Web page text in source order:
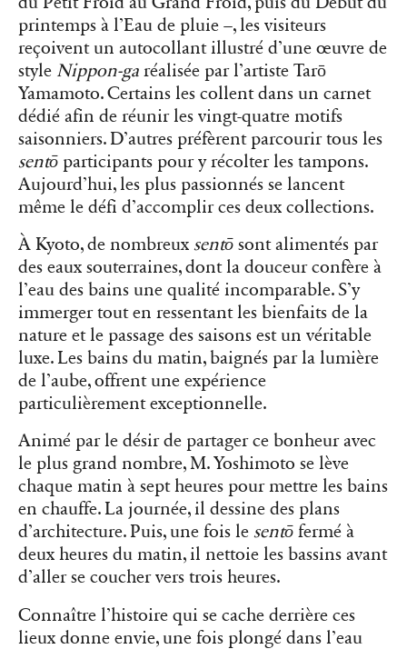
printemps à l’Eau de pluie –, les visiteurs
reçoivent un autocollant illustré d’une œuvre de
style Nippon-ga réalisée par l’artiste Tarō
Yamamoto. Certains les collent dans un carnet
dédié afin de réunir les vingt-quatre motifs
saisonniers. D’autres préfèrent parcourir tous les
sentō participants pour y récolter les tampons.
Aujourd’hui, les plus passionnés se lancent
même le défi d’accomplir ces deux collections.
À Kyoto, de nombreux sentō sont alimentés par
des eaux souterraines, dont la douceur confère à
l’eau des bains une qualité incomparable. S’y
immerger tout en ressentant les bienfaits de la
nature et le passage des saisons est un véritable
luxe. Les bains du matin, baignés par la lumière
de l’aube, offrent une expérience
particulièrement exceptionnelle.
Animé par le désir de partager ce bonheur avec
le plus grand nombre, M. Yoshimoto se lève
chaque matin à sept heures pour mettre les bains
en chauffe. La journée, il dessine des plans
d’architecture. Puis, une fois le sentō fermé à
deux heures du matin, il nettoie les bassins avant
d’aller se coucher vers trois heures.
Connaître l’histoire qui se cache derrière ces
lieux donne envie, une fois plongé dans l’eau